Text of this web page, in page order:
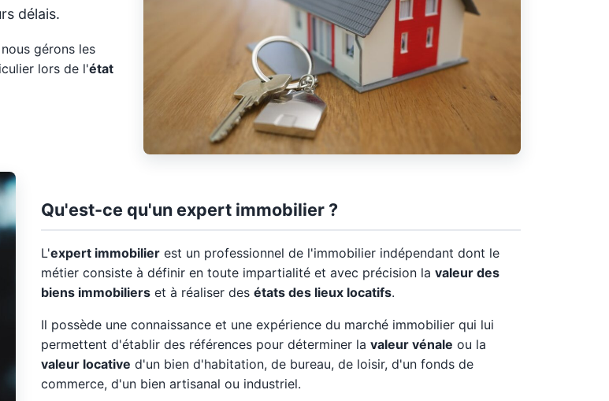
délais.
nous gérons les
lors de l'état
Qu'est-ce qu'un expert immobilier ?
L'expert immobilierest un professionnel de l'immobilier indépendant dont le
métier consiste à définir en toute impartialité et avec précision la valeur des
biens immobilierset à réaliser des états des lieux locatifs.
Il possède une connaissance et une expérience du marché immobilier qui lui
permettent d'établir des références pour déterminer la valeur vénale ou la
valeur locative d'un bien d'habitation, de bureau, de loisir, d'un fonds de
commerce, d'un bien artisanal ou industriel.